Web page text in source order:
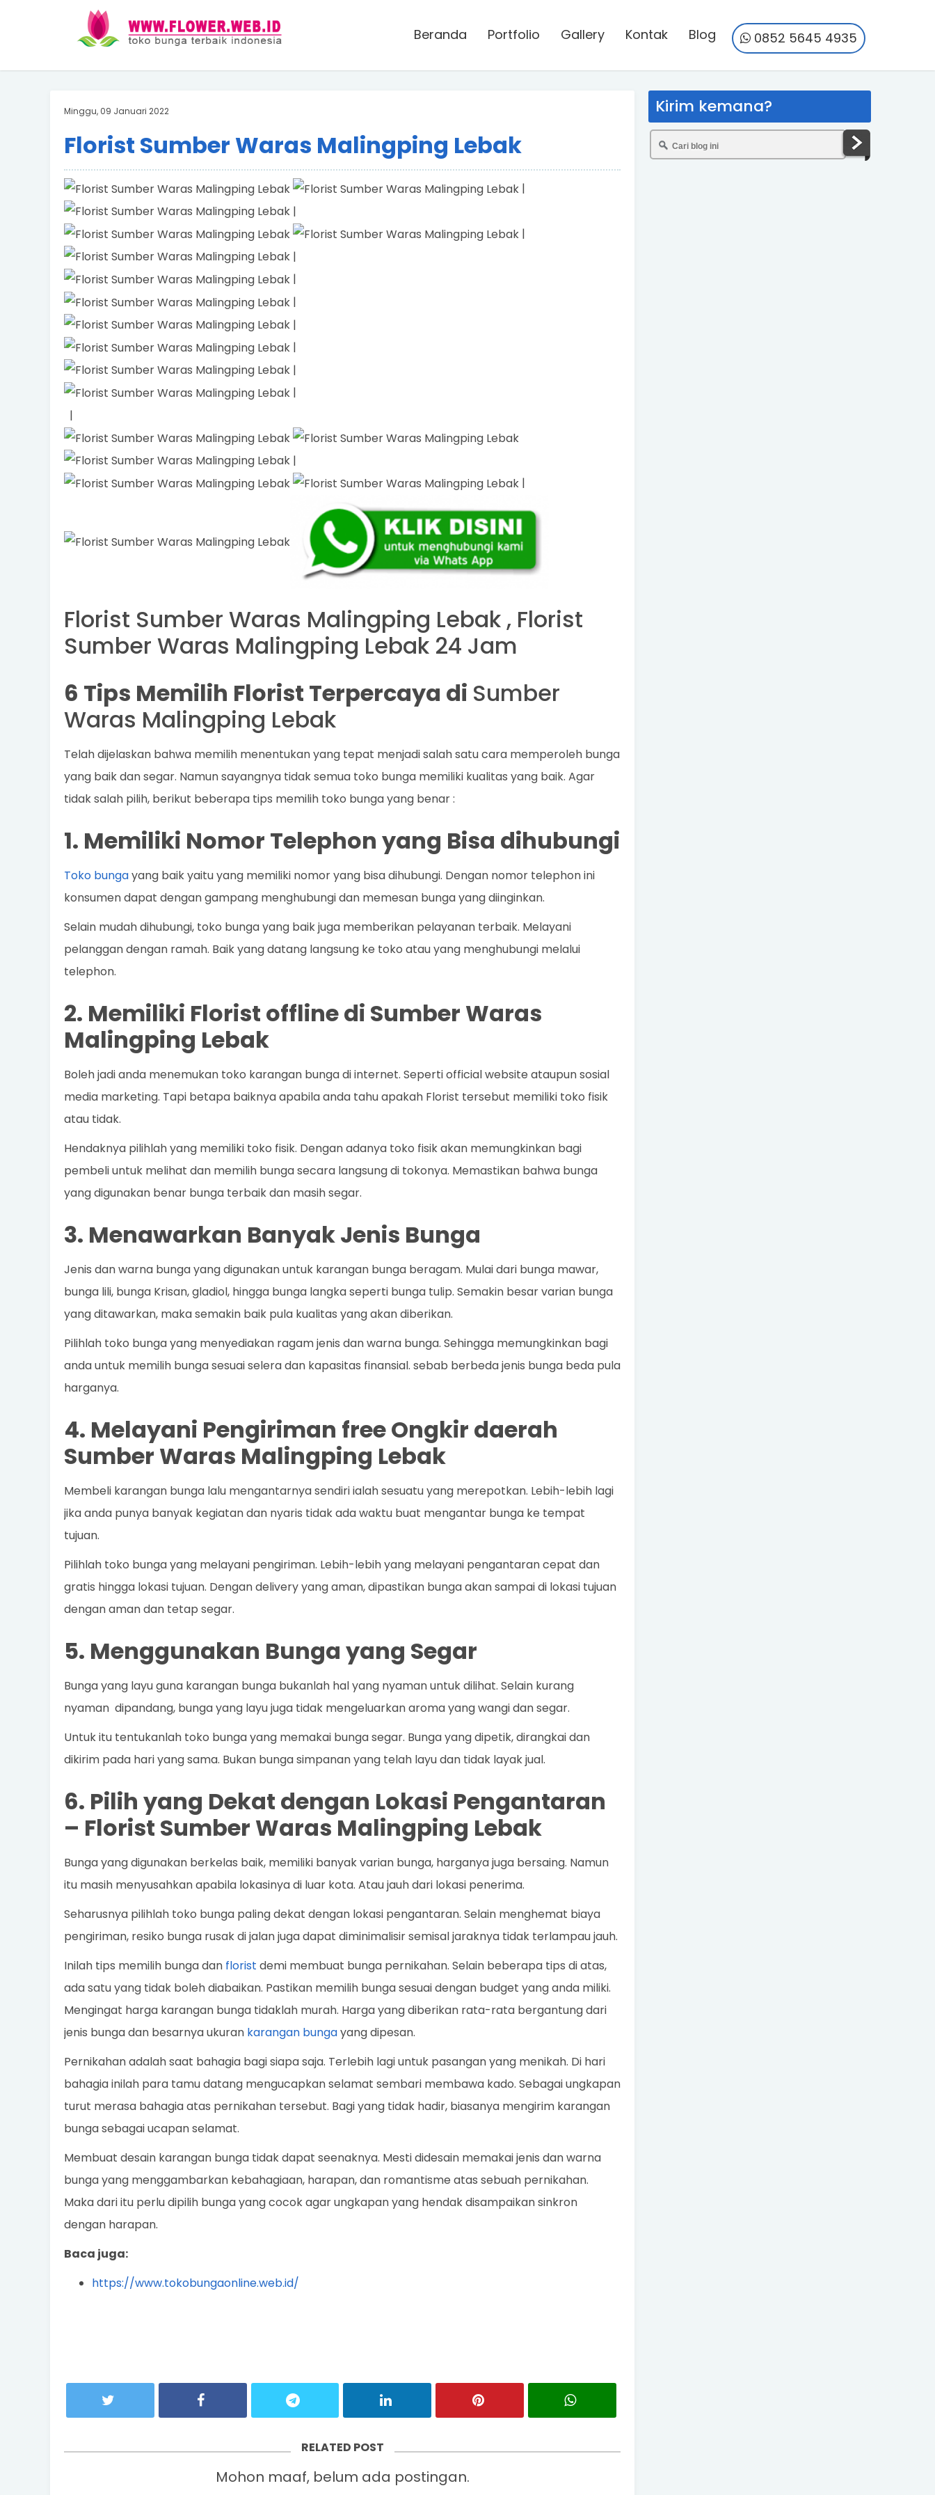
Beranda Portfolio Gallery Kontak Blog 0852 5645 4935
Minggu, 09 Januari 2022
Florist Sumber Waras Malingping Lebak
|
|
|
|
|
|
|
|
|
|
|
|
|
Florist Sumber Waras Malingping Lebak , Florist
Sumber Waras Malingping Lebak 24 Jam
6 Tips Memilih Florist Terpercaya di Sumber
Waras Malingping Lebak
Telah dijelaskan bahwa memilih menentukan yang tepat menjadi salah satu cara memperoleh bunga
yang baik dan segar. Namun sayangnya tidak semua toko bunga memiliki kualitas yang baik. Agar
tidak salah pilih, berikut beberapa tips memilih toko bunga yang benar :
1. Memiliki Nomor Telephon yang Bisa dihubungi
Toko bungayang baik yaitu yang memiliki nomor yang bisa dihubungi. Dengan nomor telephon ini
konsumen dapat dengan gampang menghubungi dan memesan bunga yang diinginkan.
Selain mudah dihubungi, toko bunga yang baik juga memberikan pelayanan terbaik. Melayani
pelanggan dengan ramah. Baik yang datang langsung ke toko atau yang menghubungi melalui
telephon.
2. Memiliki Florist offline di Sumber Waras
Malingping Lebak
Boleh jadi anda menemukan toko karangan bunga di internet. Seperti official website ataupun sosial
media marketing. Tapi betapa baiknya apabila anda tahu apakah Florist tersebut memiliki toko fisik
atau tidak.
Hendaknya pilihlah yang memiliki toko fisik. Dengan adanya toko fisik akan memungkinkan bagi
pembeli untuk melihat dan memilih bunga secara langsung di tokonya. Memastikan bahwa bunga
yang digunakan benar bunga terbaik dan masih segar.
3. Menawarkan Banyak Jenis Bunga
Jenis dan warna bunga yang digunakan untuk karangan bunga beragam. Mulai dari bunga mawar,
bunga lili, bunga Krisan, gladiol, hingga bunga langka seperti bunga tulip. Semakin besar varian bunga
yang ditawarkan, maka semakin baik pula kualitas yang akan diberikan.
Pilihlah toko bunga yang menyediakan ragam jenis dan warna bunga. Sehingga memungkinkan bagi
anda untuk memilih bunga sesuai selera dan kapasitas finansial. sebab berbeda jenis bunga beda pula
harganya.
4. Melayani Pengiriman free Ongkir daerah
Sumber Waras Malingping Lebak
Membeli karangan bunga lalu mengantarnya sendiri ialah sesuatu yang merepotkan. Lebih-lebih lagi
jika anda punya banyak kegiatan dan nyaris tidak ada waktu buat mengantar bunga ke tempat
tujuan.
Pilihlah toko bunga yang melayani pengiriman. Lebih-lebih yang melayani pengantaran cepat dan
gratis hingga lokasi tujuan. Dengan delivery yang aman, dipastikan bunga akan sampai di lokasi tujuan
dengan aman dan tetap segar.
5. Menggunakan Bunga yang Segar
Bunga yang layu guna karangan bunga bukanlah hal yang nyaman untuk dilihat. Selain kurang
nyaman dipandang, bunga yang layu juga tidak mengeluarkan aroma yang wangi dan segar.
Untuk itu tentukanlah toko bunga yang memakai bunga segar. Bunga yang dipetik, dirangkai dan
dikirim pada hari yang sama. Bukan bunga simpanan yang telah layu dan tidak layak jual.
6. Pilih yang Dekat dengan Lokasi Pengantaran
– Florist Sumber Waras Malingping Lebak
Bunga yang digunakan berkelas baik, memiliki banyak varian bunga, harganya juga bersaing. Namun
itu masih menyusahkan apabila lokasinya di luar kota. Atau jauh dari lokasi penerima.
Seharusnya pilihlah toko bunga paling dekat dengan lokasi pengantaran. Selain menghemat biaya
pengiriman, resiko bunga rusak di jalan juga dapat diminimalisir semisal jaraknya tidak terlampau jauh.
Inilah tips memilih bunga dan florist demi membuat bunga pernikahan. Selain beberapa tips di atas,
ada satu yang tidak boleh diabaikan. Pastikan memilih bunga sesuai dengan budget yang anda miliki.
Mengingat harga karangan bunga tidaklah murah. Harga yang diberikan rata-rata bergantung dari
jenis bunga dan besarnya ukuran karangan bungayang dipesan.
Pernikahan adalah saat bahagia bagi siapa saja. Terlebih lagi untuk pasangan yang menikah. Di hari
bahagia inilah para tamu datang mengucapkan selamat sembari membawa kado. Sebagai ungkapan
turut merasa bahagia atas pernikahan tersebut. Bagi yang tidak hadir, biasanya mengirim karangan
bunga sebagai ucapan selamat.
Membuat desain karangan bunga tidak dapat seenaknya. Mesti didesain memakai jenis dan warna
bunga yang menggambarkan kebahagiaan, harapan, dan romantisme atas sebuah pernikahan.
Maka dari itu perlu dipilih bunga yang cocok agar ungkapan yang hendak disampaikan sinkron
dengan harapan.
Baca juga:
https://www.tokobungaonline.web.id/
RELATED POST
Mohon maaf, belum ada postingan.
Kirim kemana?